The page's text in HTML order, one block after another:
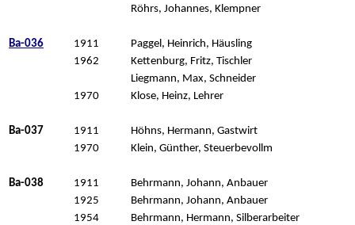
Röhrs, Johannes, Klempner
Ba-036 1911
Paggel, Heinrich, Häusling
1962
Kettenburg, Fritz, Tischler
Liegmann, Max, Schneider
1970
Klose, Heinz, Lehrer
Ba-037 1911
Höhns, Hermann, Gastwirt
1970
Klein, Günther, Steuerbevollm
Ba-038 1911
Behrmann, Johann, Anbauer
1925
Behrmann, Johann, Anbauer
1954
Behrmann, Hermann, Silberarbeiter